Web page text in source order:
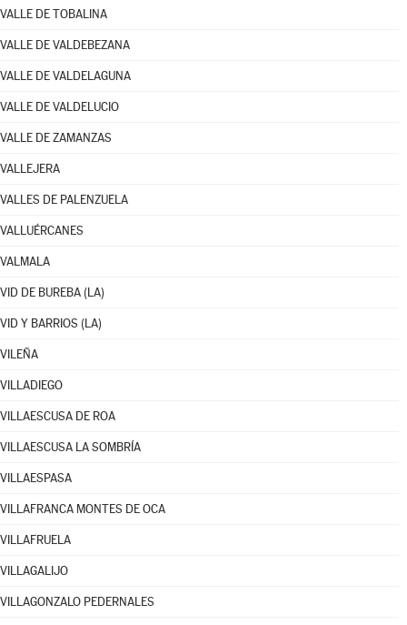
VALLE DE TOBALINA
VALLE DE VALDEBEZANA
VALLE DE VALDELAGUNA
VALLE DE VALDELUCIO
VALLE DE ZAMANZAS
VALLEJERA
VALLES DE PALENZUELA
VALLUÉRCANES
VALMALA
VID DE BUREBA (LA)
VID Y BARRIOS (LA)
VILEÑA
VILLADIEGO
VILLAESCUSA DE ROA
VILLAESCUSA LA SOMBRÍA
VILLAESPASA
VILLAFRANCA MONTES DE OCA
VILLAFRUELA
VILLAGALIJO
VILLAGONZALO PEDERNALES